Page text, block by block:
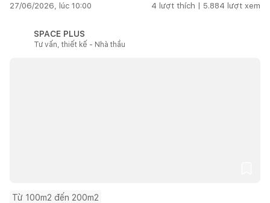
27/06/2026, lúc 10:00 4 lượt thích | 5.884 lượt xem
SPACE PLUS
Tư vấn, thiết kế - Nhà thầu
Từ 100m2 đến 200m2